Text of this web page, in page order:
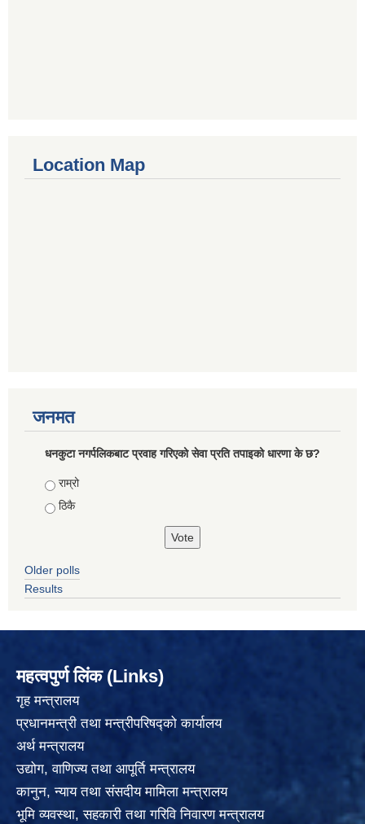
Location Map
जनमत
धनकुटा नगर्पलिकबाट प्रवाह गरिएको सेवा प्रति तपाइको धारणा के छ?
Choices
राम्रो
ठिकै
Older polls
Results
महत्वपुर्ण लिंक (Links)
गृह मन्त्रालय
प्रधानमन्त्री तथा मन्त्रीपरिषद्को कार्यालय
अर्थ मन्त्रालय
उद्योग, वाणिज्य तथा आपूर्ति मन्त्रालय
कानुन, न्याय तथा संसदीय मामिला मन्त्रालय
भूमि व्यवस्था, सहकारी तथा गरिवि निवारण मन्त्रालय